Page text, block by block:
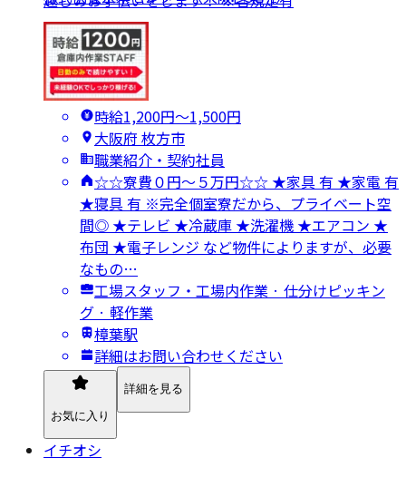
時給1,200円〜1,500円
大阪府 枚方市
職業紹介・契約社員
☆☆寮費０円～５万円☆☆ ★家具 有 ★家電 有
★寝具 有 ※完全個室寮だから、プライベート空
間◎ ★テレビ ★冷蔵庫 ★洗濯機 ★エアコン ★
布団 ★電子レンジ など物件によりますが、必要
なもの…
工場スタッフ・工場内作業 · 仕分けピッキン
グ · 軽作業
樟葉駅
詳細はお問い合わせください
お気に入り
詳細を見る
イチオシ